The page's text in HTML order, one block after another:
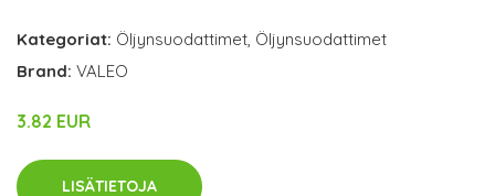
Kategoriat: Öljynsuodattimet, Öljynsuodattimet
Brand: VALEO
3.82 EUR
LISÄTIETOJA